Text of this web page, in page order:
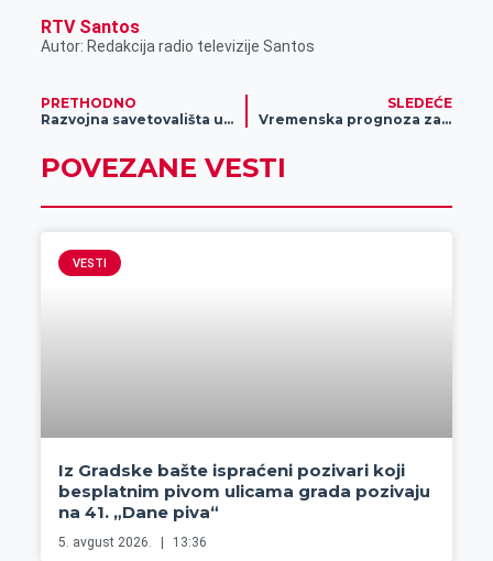
RTV Santos
Autor: Redakcija radio televizije Santos
PRETHODNO
Razvojna savetovališta u Čačku, Subotici, Zrenjaninu i Kraljevu dobila prvi paket opreme za decu sa teškoćama, koju je obezbedio UNICEF
SLEDEĆE
Vremenska prognoza za 19. oktobar
POVEZANE VESTI
VESTI
Iz Gradske bašte ispraćeni pozivari koji
besplatnim pivom ulicama grada pozivaju
na 41. „Dane piva“
5. avgust 2026. 13:36